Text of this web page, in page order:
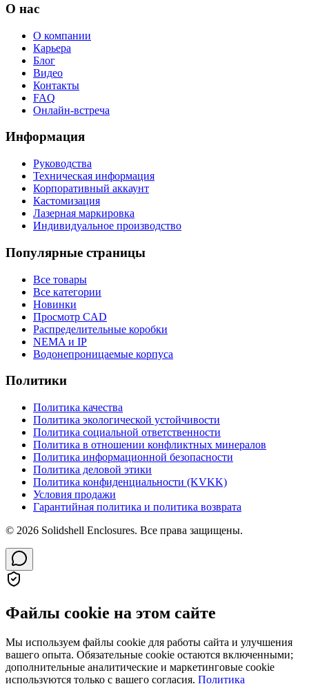
О нас
О компании
Карьера
Блог
Видео
Контакты
FAQ
Онлайн-встреча
Информация
Руководства
Техническая информация
Корпоративный аккаунт
Кастомизация
Лазерная маркировка
Индивидуальное производство
Популярные страницы
Все товары
Все категории
Новинки
Просмотр CAD
Распределительные коробки
NEMA и IP
Водонепроницаемые корпуса
Политики
Политика качества
Политика экологической устойчивости
Политика социальной ответственности
Политика в отношении конфликтных минералов
Политика информационной безопасности
Политика деловой этики
Политика конфиденциальности (KVKK)
Условия продажи
Гарантийная политика и политика возврата
© 2026 Solidshell Enclosures. Все права защищены.
Файлы cookie на этом сайте
Мы используем файлы cookie для работы сайта и улучшения
вашего опыта. Обязательные cookie остаются включенными;
дополнительные аналитические и маркетинговые cookie
используются только с вашего согласия. Политика